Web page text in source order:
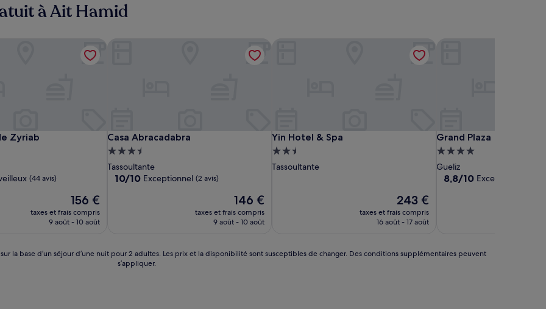
à Ait Hamid
Zyriab
Zyriab
(44 avis)
Le
nouveau
prix
156 €
156 €
taxes et frais compris
9 août - 10 août
Casa Abracadabra
Casa Abracadabra
Hébergement
3.5 étoiles
Tassoultante
10.0
10/10 Exceptionnel (2 avis)
Le
nouveau
prix
146 €
146 €
taxes et frais compris
9 août - 10 août
Yin Hotel & Spa
Yin Hotel & Spa
Hébergement
2.5 étoiles
Tassoultante
Le
nouveau
prix
243 €
243 €
taxes et frais compris
16 août - 17 août
Grand Plaza
Grand Plaza
Hébergement
4.0 étoiles
Gueliz
8.8
8,8/10 Excellent
la base d’un séjour d’une nuit pour 2 adultes. Les prix et la disponibilité sont susceptibles de changer. Des conditions supplémentaires peuvent
s’appliquer.